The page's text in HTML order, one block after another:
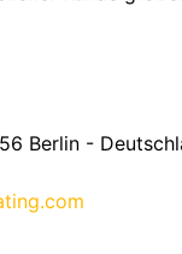
Berlin -